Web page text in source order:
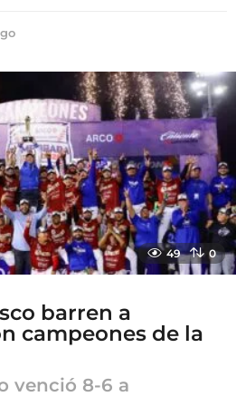
e
s
a
g
o
49 0
barren a
campeones de la
venció 8-6 a